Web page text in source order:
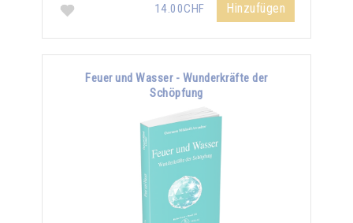
14.00CHF Hinzufügen
Feuer und Wasser - Wunderkräfte der
Schöpfung